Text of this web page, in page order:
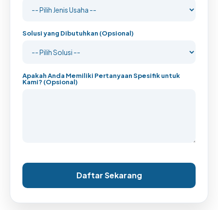
Solusi yang Dibutuhkan (Opsional)
Apakah Anda Memiliki Pertanyaan Spesifik untuk
Kami? (Opsional)
Daftar Sekarang